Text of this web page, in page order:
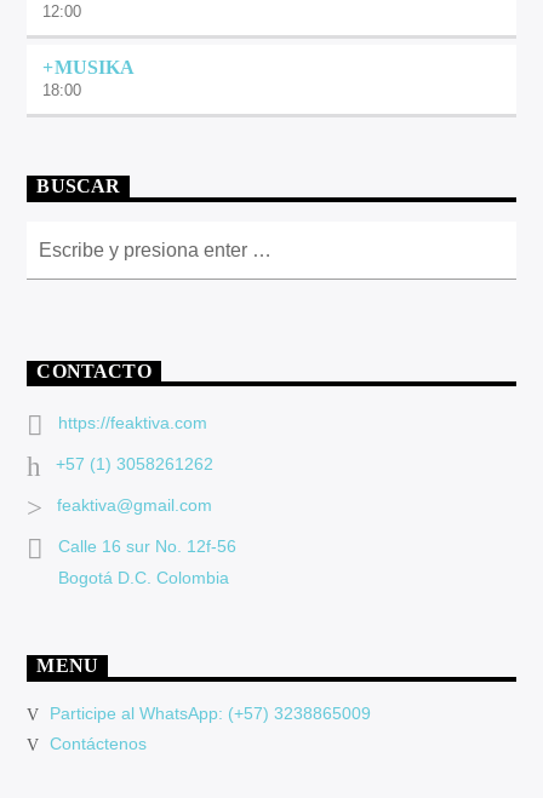
12:00
+MUSIKA
18:00
BUSCAR
CONTACTO
https://feaktiva.com
+57 (1) 3058261262
feaktiva@gmail.com
Calle 16 sur No. 12f-56
Bogotá D.C. Colombia
MENU
Participe al WhatsApp: (+57) 3238865009
Contáctenos